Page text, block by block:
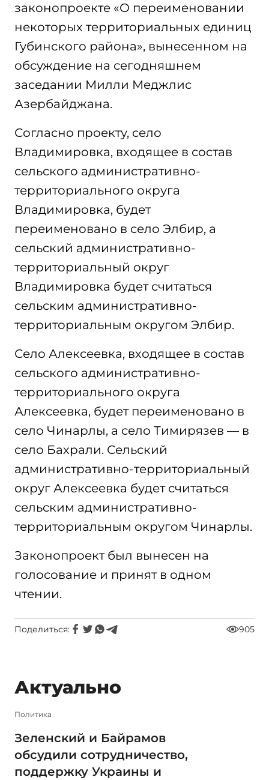
законопроекте «О переименовании
некоторых территориальных единиц
Губинского района», вынесенном на
обсуждение на сегодняшнем
заседании Милли Меджлис
Азербайджана.
Согласно проекту, село
Владимировка, входящее в состав
сельского административно-
территориального округа
Владимировка, будет
переименовано в село Элбир, а
сельский административно-
территориальный округ
Владимировка будет считаться
сельским административно-
территориальным округом Элбир.
Село Алексеевка, входящее в состав
сельского административно-
территориального округа
Алексеевка, будет переименовано в
село Чинарлы, а село Тимирязев — в
село Бахрали. Сельский
административно-территориальный
округ Алексеевка будет считаться
сельским административно-
территориальным округом Чинарлы.
Законопроект был вынесен на
голосование и принят в одном
чтении.
Поделиться: 905
Актуально
Политика
Зеленский и Байрамов
обсудили сотрудничество,
поддержку Украины и